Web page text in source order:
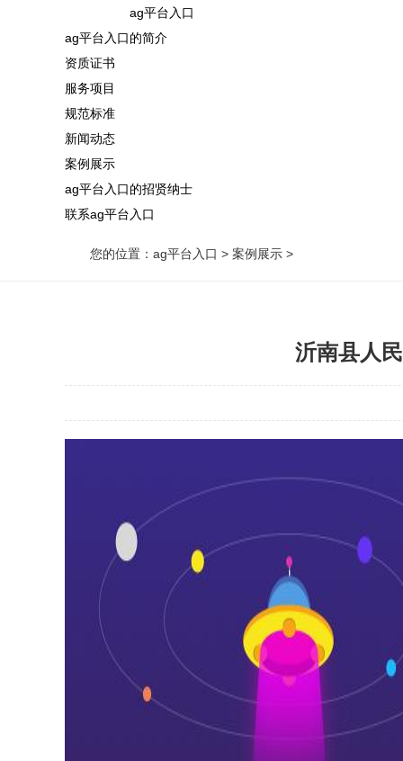
ag平台入口
ag平台入口的简介
资质证书
服务项目
规范标准
新闻动态
案例展示
ag平台入口的招贤纳士
联系ag平台入口
您的位置： ag平台入口 > 案例展示 >
沂南县人